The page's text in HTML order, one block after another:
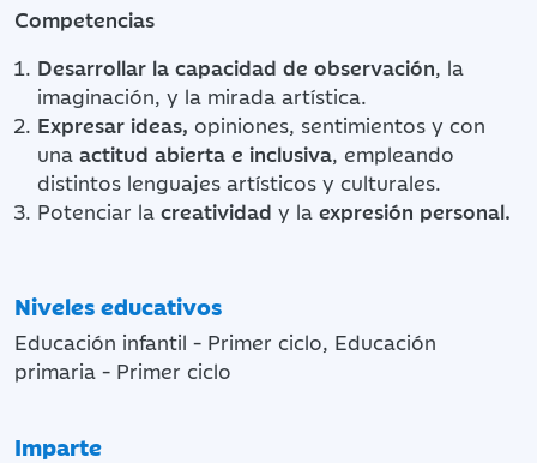
Competencias
Desarrollar la capacidad de observación, la
imaginación, y la mirada artística.
Expresar ideas, opiniones, sentimientos y con
unaactitud abierta e inclusiva, empleando
distintos lenguajes artísticos y culturales.
Potenciar lacreatividady laexpresión personal.
Niveles educativos
Educación infantil - Primer ciclo, Educación
primaria - Primer ciclo
Imparte